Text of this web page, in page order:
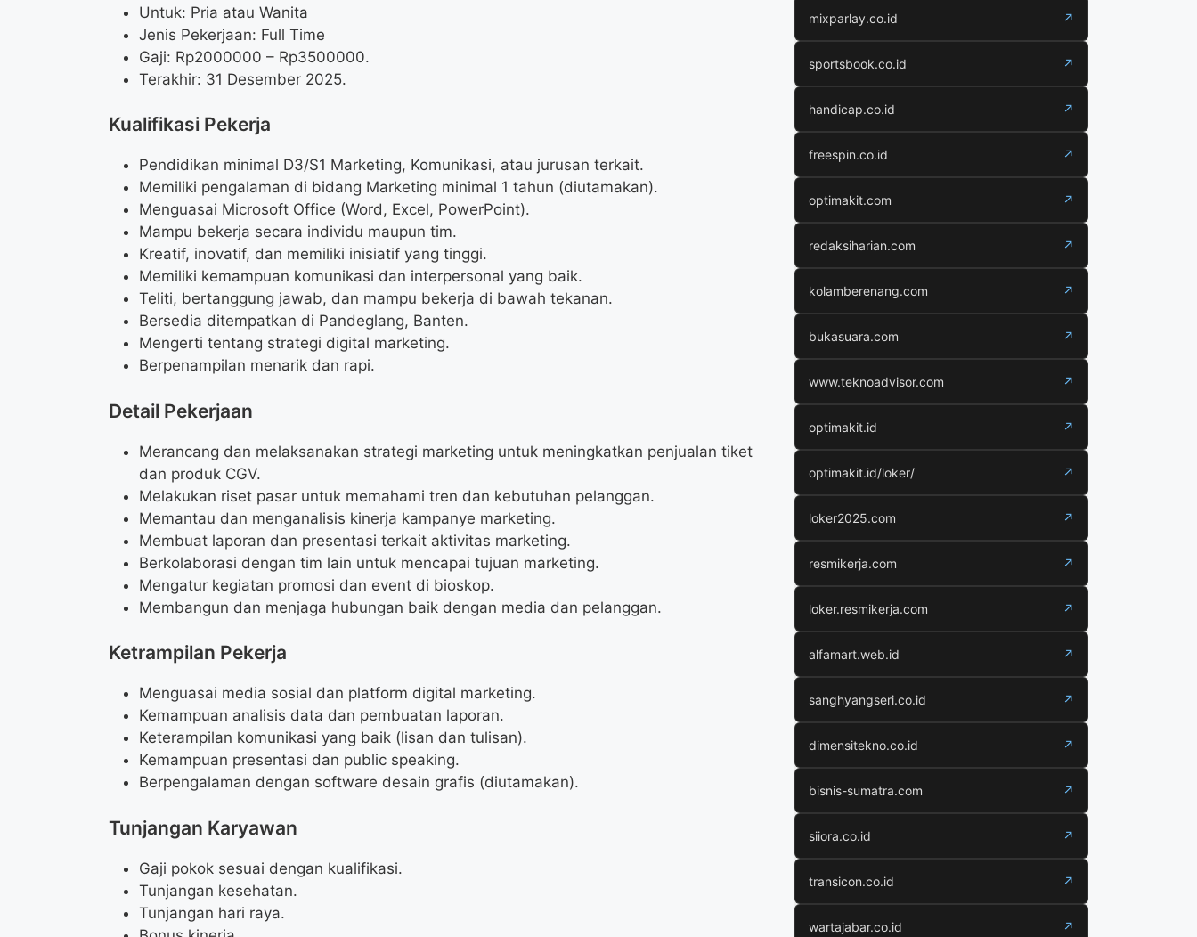
Untuk: Pria atau Wanita
Jenis Pekerjaan: Full Time
Gaji: Rp2000000 – Rp3500000.
Terakhir: 31 Desember 2025.
Kualifikasi Pekerja
Pendidikan minimal D3/S1 Marketing, Komunikasi, atau jurusan terkait.
Memiliki pengalaman di bidang Marketing minimal 1 tahun (diutamakan).
Menguasai Microsoft Office (Word, Excel, PowerPoint).
Mampu bekerja secara individu maupun tim.
Kreatif, inovatif, dan memiliki inisiatif yang tinggi.
Memiliki kemampuan komunikasi dan interpersonal yang baik.
Teliti, bertanggung jawab, dan mampu bekerja di bawah tekanan.
Bersedia ditempatkan di Pandeglang, Banten.
Mengerti tentang strategi digital marketing.
Berpenampilan menarik dan rapi.
Detail Pekerjaan
Merancang dan melaksanakan strategi marketing untuk meningkatkan penjualan tiket
dan produk CGV.
Melakukan riset pasar untuk memahami tren dan kebutuhan pelanggan.
Memantau dan menganalisis kinerja kampanye marketing.
Membuat laporan dan presentasi terkait aktivitas marketing.
Berkolaborasi dengan tim lain untuk mencapai tujuan marketing.
Mengatur kegiatan promosi dan event di bioskop.
Membangun dan menjaga hubungan baik dengan media dan pelanggan.
Ketrampilan Pekerja
Menguasai media sosial dan platform digital marketing.
Kemampuan analisis data dan pembuatan laporan.
Keterampilan komunikasi yang baik (lisan dan tulisan).
Kemampuan presentasi dan public speaking.
Berpengalaman dengan software desain grafis (diutamakan).
Tunjangan Karyawan
Gaji pokok sesuai dengan kualifikasi.
Tunjangan kesehatan.
Tunjangan hari raya.
mixparlay.co.id ↗
sportsbook.co.id ↗
handicap.co.id ↗
freespin.co.id ↗
optimakit.com ↗
redaksiharian.com ↗
kolamberenang.com ↗
bukasuara.com ↗
www.teknoadvisor.com ↗
optimakit.id ↗
optimakit.id/loker/ ↗
loker2025.com ↗
resmikerja.com ↗
loker.resmikerja.com ↗
alfamart.web.id ↗
sanghyangseri.co.id ↗
dimensitekno.co.id ↗
bisnis-sumatra.com ↗
siiora.co.id ↗
transicon.co.id ↗
wartajabar.co.id ↗